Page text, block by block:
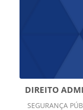
DIREITO
Categoria do
SEGURANÇA